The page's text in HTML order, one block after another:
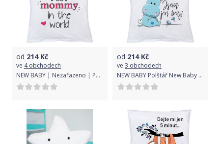
od 214Kč
ve 4 obchodech
NEW BABY | Nezařazeno | Polštář New Baby s potiskem Best mommy 40x40 cm | Bílá |
od 214Kč
ve 3 obchodech
NEW BABY Polštář New Baby s potiskem Jsem jen tvůj! 40x40 cm tyrkysový